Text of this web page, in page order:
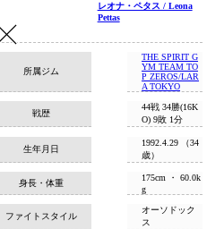
レオナ・ペタス / Leona
Pettas
所属ジム
THE SPIRIT G
YM TEAM TO
P ZEROS/LAR
A TOKYO
戦歴
44戦 34勝(16K
O) 9敗 1分
生年月日
1992.4.29 （34
歳）
身長・体重
175cm ・ 60.0k
g
ファイトスタイル
オーソドック
ス